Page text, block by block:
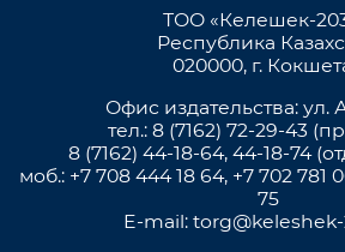
ТОО «Келешек-
Республика
020000, г.
Офис издательства: ул.
тел.: 8 (7162) 72-29-43
8 (7162) 44-18-64, 44-18-74
моб.: +7 708 444 18 64, +7 702 781
75
E-mail: